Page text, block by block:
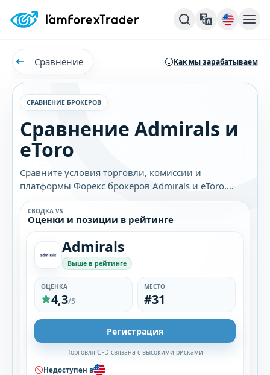
Сравнение Как мы зарабатываем
СРАВНЕНИЕ БРОКЕРОВ
Сравнение Admirals и
eToro
Сравните условия торговли, комиссии и
платформы Форекс брокеров Admirals и eToro.
Узнайте, какой брокер лучше подходит именно
вам.
СВОДКА VS
Оценки и позиции в рейтинге
Admirals
Выше в рейтинге
ОЦЕНКА
4,3/5
МЕСТО
#31
Регистрация
Торговля CFD связана с высокими рисками
Недоступен в